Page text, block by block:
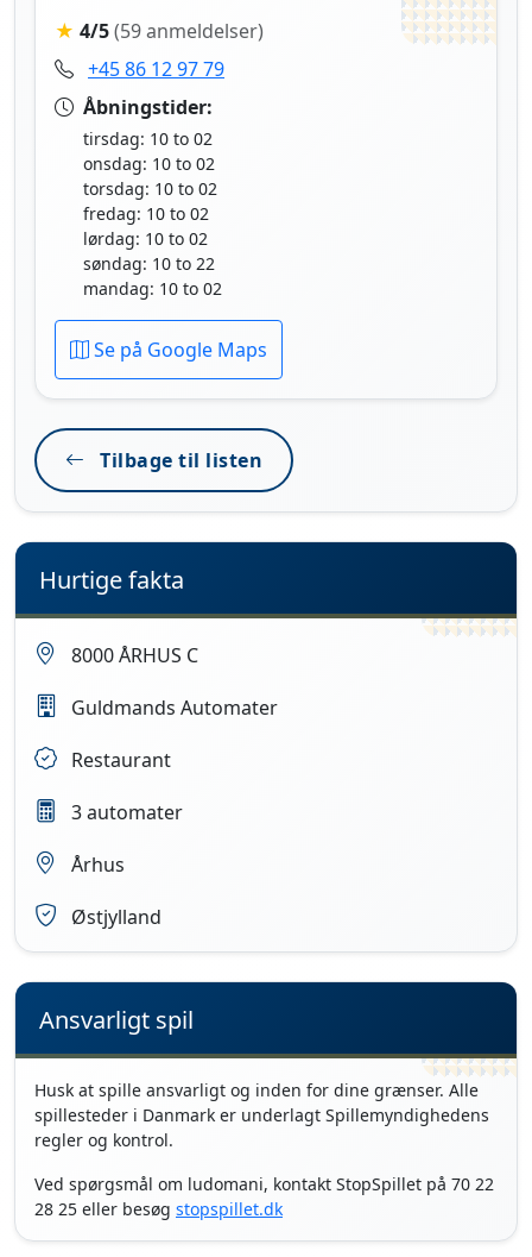
★ 4/5(59 anmeldelser)
+45 86 12 97 79
Åbningstider:
tirsdag: 10 to 02
onsdag: 10 to 02
torsdag: 10 to 02
fredag: 10 to 02
lørdag: 10 to 02
søndag: 10 to 22
mandag: 10 to 02
Se på Google Maps
Tilbage til listen
Hurtige fakta
8000 ÅRHUS C
Guldmands Automater
Restaurant
3 automater
Århus
Østjylland
Ansvarligt spil
Husk at spille ansvarligt og inden for dine grænser. Alle
spillesteder i Danmark er underlagt Spillemyndighedens
regler og kontrol.
Ved spørgsmål om ludomani, kontakt StopSpillet på 70 22
28 25 eller besøg stopspillet.dk